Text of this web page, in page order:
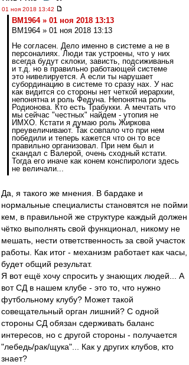
01 ноя 2018 13:42
BM1964 » 01 ноя 2018 13:13
BM1964 » 01 ноя 2018 13:13
Не согласен. Дело именно в системе а не в
персоналиях. Люди так устроены, что у них
всегда будут склоки, зависть, подсиживанья
и т.д. но в правильно работающей системе
это нивелируется. А если ты нарушает
субординацию в системе то сразу нах. У нас
как видится со стороны нет четкой иерархии,
непонятна и роль Федуна. Непонятна роль
Родионова. Кто есть Трабукки. А мечтать что
мы сейчас "честных" найдем - утопия не
ИМХО. Кстати я думаю роль Жиркова
преувеличивают. Так совпало что при нем
победили и теперь кажется что он то все
правильно организовал. При нем был и
скандал с Валерой, очень сходный кстати.
Тогда его иначе как конем конспирологи здесь
не величали...
Да, я такого же мнения. В бардаке и
нормальные специалисты становятся не пойми
кем, в правильной же структуре каждый должен
чётко выполнять свой функционал, никому не
мешать, нести ответственность за свой участок
работы. Как итог - механизм работает как часы,
будет общий результат.
Я вот ещё хочу спросить у знающих людей... А
вот СД в нашем клубе - это то, что нужно
футбольному клубу? Может такой
совещательный орган лишний? С одной
стороны СД обязан сдерживать баланс
интересов, но с другой стороны - получается
"лебедь/рак/щука"... Как у других клубов, кто
знает?